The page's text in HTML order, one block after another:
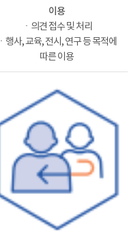
이용
ㆍ의견 접수 및 처리
ㆍ행사, 교육, 전시, 연구 등 목적에
따른 이용